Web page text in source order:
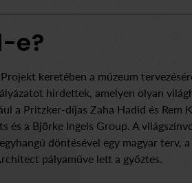
e?
keretében a múzeum
hirdettek, amelyen olyan
a Pritzker-díjas Zaha Hadid és Rem
és a Björke Ingels Group. A
döntésével egy magyar terv,
pályaműve lett a győztes.